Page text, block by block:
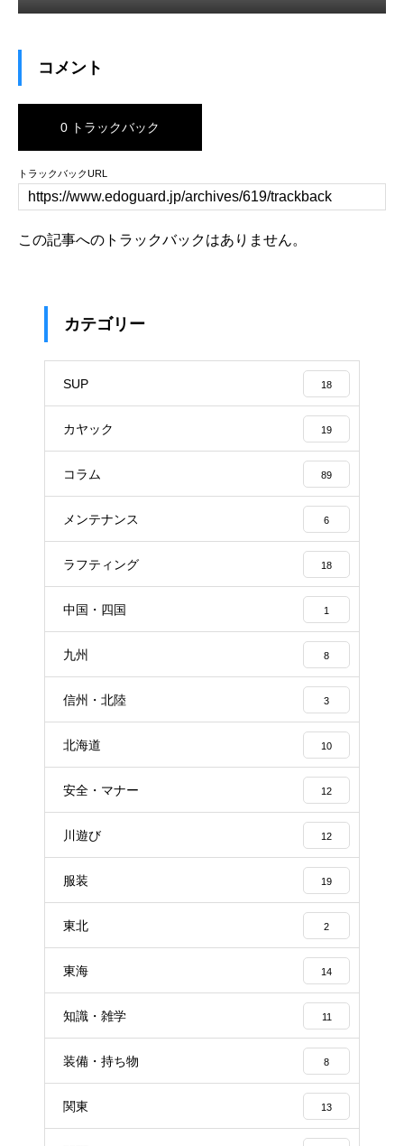
コメント
0 トラックバック
トラックバックURL
この記事へのトラックバックはありません。
カテゴリー
SUP 18
カヤック 19
コラム 89
メンテナンス 6
ラフティング 18
中国・四国 1
九州 8
信州・北陸 3
北海道 10
安全・マナー 12
川遊び 12
服装 19
東北 2
東海 14
知識・雑学 11
装備・持ち物 8
関東 13